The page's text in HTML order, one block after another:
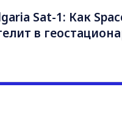
Sat-1: Как
в